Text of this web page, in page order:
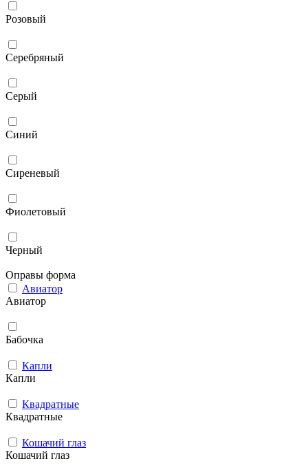
Розовый
Серебряный
Серый
Синий
Сиреневый
Фиолетовый
Черный
Оправы форма
Авиатор
Авиатор
Бабочка
Капли
Капли
Квадратные
Квадратные
Кошачий глаз
Кошачий глаз